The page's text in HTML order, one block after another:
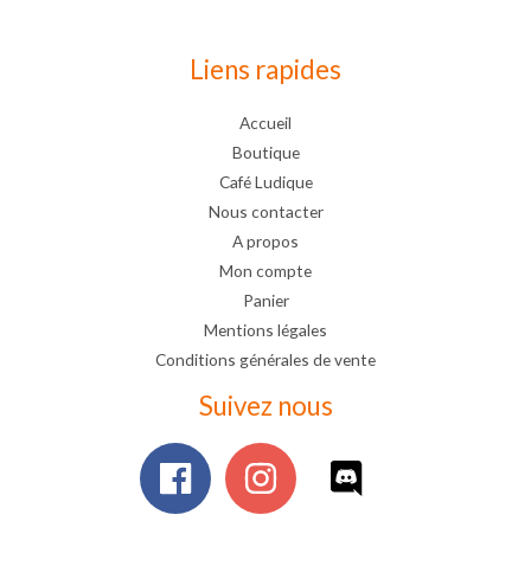
Liens rapides
Accueil
Boutique
Café Ludique
Nous contacter
A propos
Mon compte
Panier
Mentions légales
Conditions générales de vente
Suivez nous